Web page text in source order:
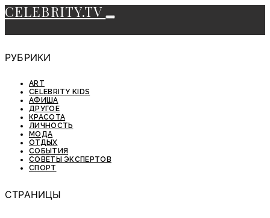
CELEBRITY.TV
РУБРИКИ
ART
CELEBRITY KIDS
АФИША
ДРУГОЕ
КРАСОТА
ЛИЧНОСТЬ
МОДА
ОТДЫХ
СОБЫТИЯ
СОВЕТЫ ЭКСПЕРТОВ
СПОРТ
СТРАНИЦЫ